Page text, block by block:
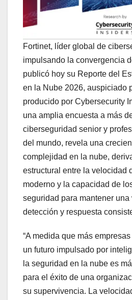
Fortinet, líder global de
impulsando la convergencia
publicó hoy su Reporte del
en la Nube 2026, auspiciado
producido por Cybersecurity
una amplia encuesta a más
ciberseguridad senior y
del mundo, revela una
complejidad en la nube,
estructural entre la velocidad
moderno y la capacidad de
seguridad para mantener
detección y respuesta
“A medida que más
un futuro impulsado por
la seguridad en la nube es
para el éxito de una
su supervivencia. La